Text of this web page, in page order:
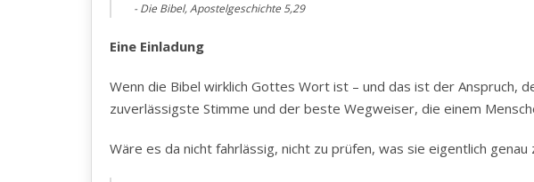
Die Bibel, Apostelgeschichte 5,29
Eine Einladung
Wenn die Bibel wirklich Gottes Wort ist – und das ist der Anspruch,
zuverlässigste Stimme und der beste Wegweiser, die einem
Wäre es da nicht fahrlässig, nicht zu prüfen, was sie eigentlich genau